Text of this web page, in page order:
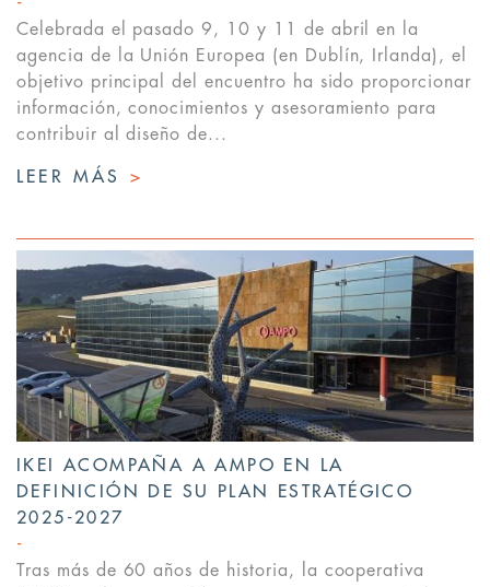
Celebrada el pasado 9, 10 y 11 de abril en la
agencia de la Unión Europea (en Dublín, Irlanda), el
objetivo principal del encuentro ha sido proporcionar
información, conocimientos y asesoramiento para
contribuir al diseño de...
LEER MÁS >
IKEI ACOMPAÑA A AMPO EN LA
DEFINICIÓN DE SU PLAN ESTRATÉGICO
2025-2027
Tras más de 60 años de historia, la cooperativa